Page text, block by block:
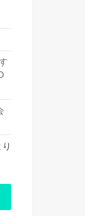
り